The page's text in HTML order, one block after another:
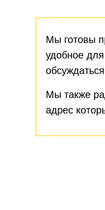
Мы готовы
удобное
Мы также
адрес